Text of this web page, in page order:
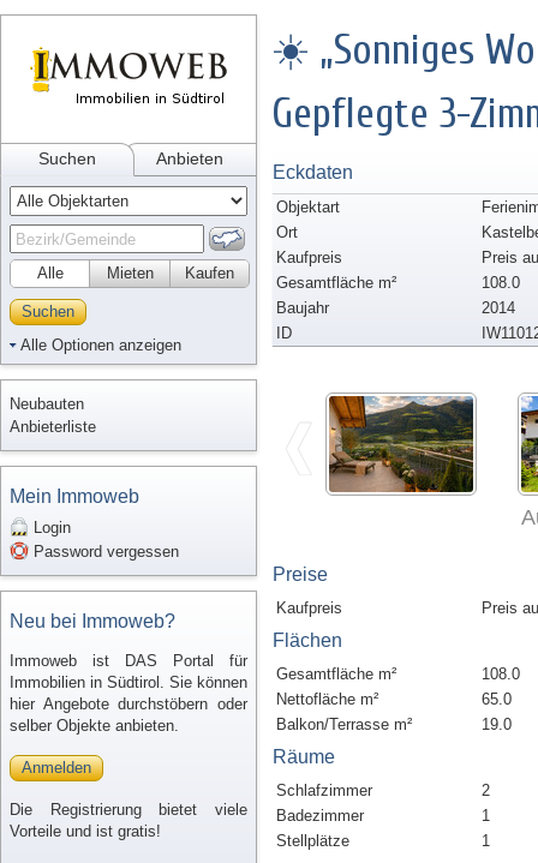
Suchen Anbieten
Alle Kaufen
Mieten
Suchen
Alle Optionen anzeigen
Neubauten
Anbieterliste
Mein Immoweb
Login
Password vergessen
Neu bei Immoweb?
Immoweb ist DAS Portal für
Immobilien in Südtirol. Sie können
hier Angebote durchstöbern oder
selber Objekte anbieten.
Anmelden
Die Registrierung bietet viele
Vorteile und ist gratis!
☀️ „Sonniges
Gepflegte 3-
Eckdaten
Objektart
Ort
Kaufpreis
Preis
Gesamtfläche m²
108.0
Baujahr
2014
ID
Preise
Kaufpreis Preis
Flächen
Gesamtfläche m²
108.0
Nettofläche m²
65.0
Balkon/Terrasse m²
19.0
Räume
Schlafzimmer
2
Badezimmer
1
Stellplätze
1